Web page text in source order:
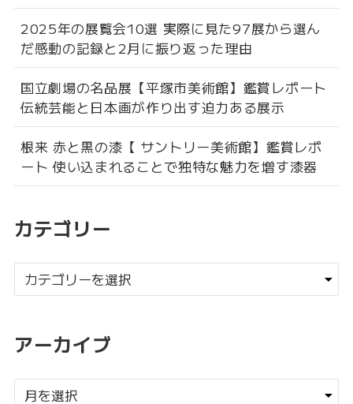
2025年の展覧会10選 実際に見た97展から選ん
だ感動の記録と2月に振り返った理由
国立劇場の名品展【平塚市美術館】鑑賞レポート
伝統芸能と日本画が作り出す迫力ある展示
根来 赤と黒の漆【 サントリー美術館】鑑賞レポ
ート 使い込まれることで独特な魅力を増す漆器
カテゴリー
アーカイブ
ア